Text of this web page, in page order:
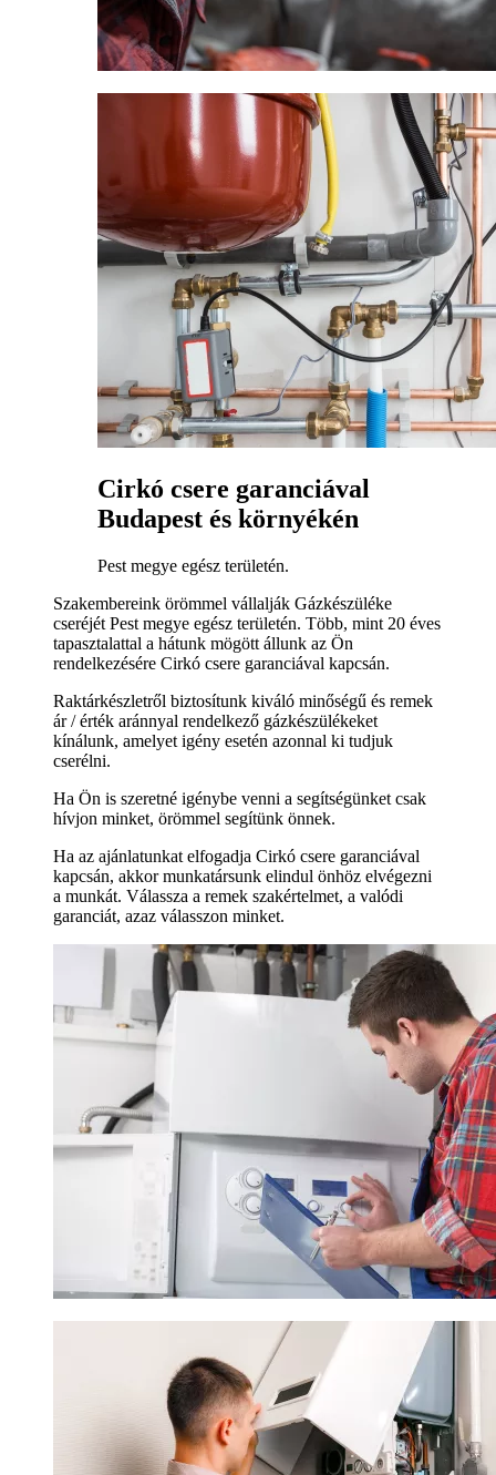
Cirkó csere garanciával
Budapest és környékén
Pest megye egész területén.
Szakembereink örömmel vállalják Gázkészüléke
cseréjét Pest megye egész területén. Több, mint 20 éves
tapasztalattal a hátunk mögött állunk az Ön
rendelkezésére Cirkó csere garanciával kapcsán.
Raktárkészletről biztosítunk kiváló minőségű és remek
ár / érték aránnyal rendelkező gázkészülékeket
kínálunk, amelyet igény esetén azonnal ki tudjuk
cserélni.
Ha Ön is szeretné igénybe venni a segítségünket csak
hívjon minket, örömmel segítünk önnek.
Ha az ajánlatunkat elfogadja Cirkó csere garanciával
kapcsán, akkor munkatársunk elindul önhöz elvégezni
a munkát. Válassza a remek szakértelmet, a valódi
garanciát, azaz válasszon minket.